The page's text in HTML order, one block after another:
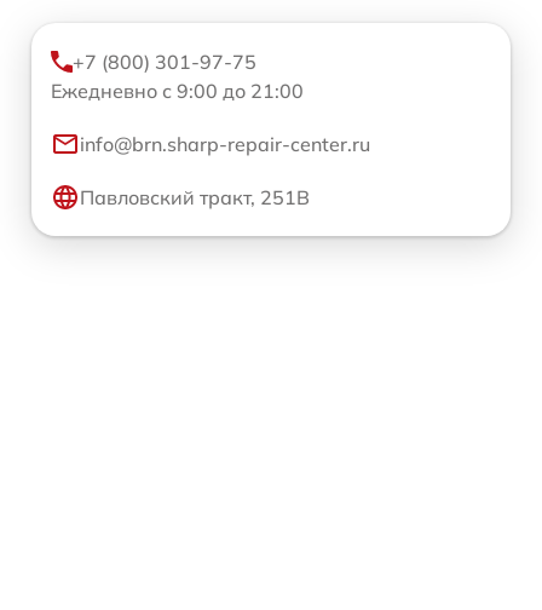
+7 (800) 301-97-75
Ежедневно с 9:00 до 21:00
info@brn.sharp-repair-center.ru
Павловский тракт, 251В